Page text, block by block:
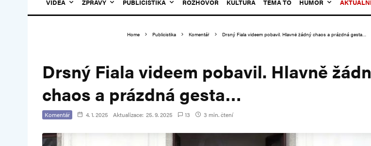
VIDEA ZPRÁVY PUBLICISTIKA ROZHOVOR KULTURA TÉMA TO HUMOR
Home Publicistika Komentář Drsný Fiala videem pobavil. Hlavně žádný chaos a prázdná gesta…
Drsný Fiala videem pobavil. Hlavně
chaos a prázdná gesta…
Komentář 4. 1. 2025 Aktualizace: 25. 9. 2025 13 3 min. čtení